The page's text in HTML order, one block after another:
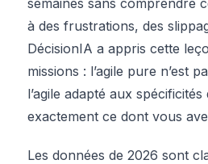
à des frustrations, des
DécisionIA a appris cette
missions : l’agile pure n’est
l’agile adapté aux spécificités
exactement ce dont vous
Les données de 2026 sont